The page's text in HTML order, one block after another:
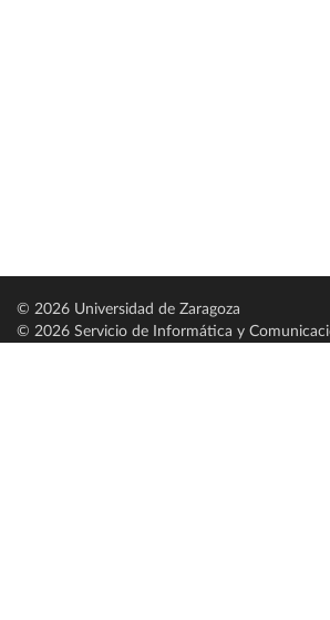
© 2026 Universidad de Zaragoza
© 2026 Servicio de Informática y